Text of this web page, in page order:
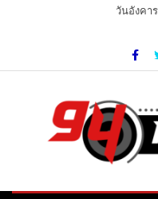
วันอังคา
94 Report.com